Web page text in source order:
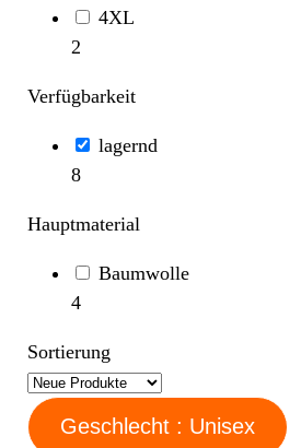
4XL
2
Verfügbarkeit
lagernd
8
Hauptmaterial
Baumwolle
4
Sortierung
Geschlecht : Unisex